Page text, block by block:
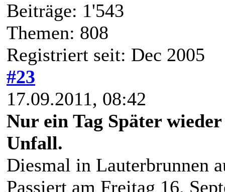
Beiträge: 1'543
Themen: 808
Registriert seit: Dec 2005
#23
17.09.2011, 08:42
Nur ein Tag Später
Unfall.
Diesmal in Lauterbrunnen
Passiert am Freitag 16.